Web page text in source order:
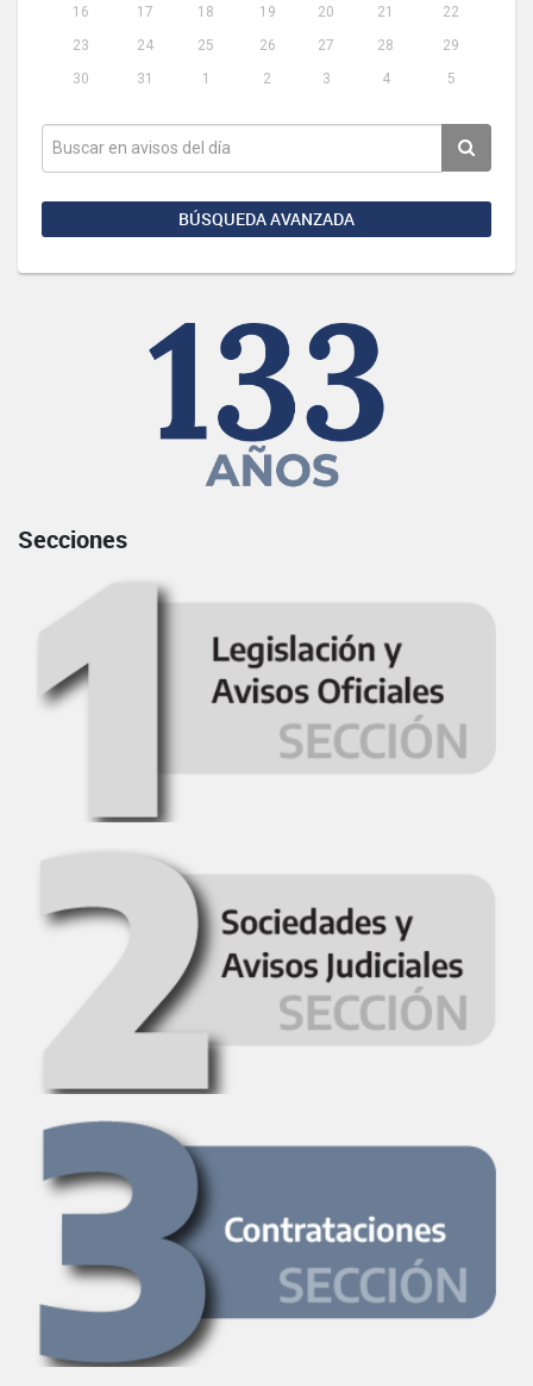
16
17 18 19 20 21
22
23
24 25 26 27 28
29
30
31 1 2 3 4 5
BÚSQUEDA AVANZADA
Secciones